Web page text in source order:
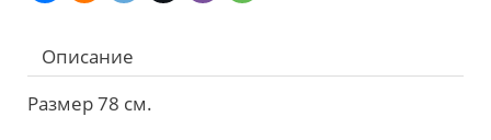
Описание
Размер 78 см.